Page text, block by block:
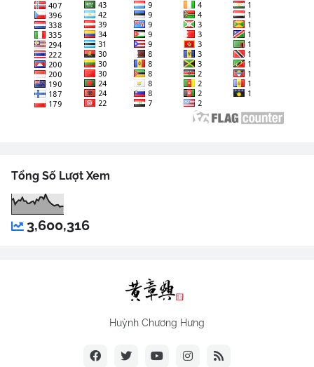
Tổng Số Lượt Xem
3,600,316
Huỳnh Chương Hưng